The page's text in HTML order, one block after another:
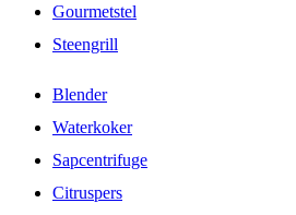
Gourmetstel
Steengrill
Blender
Waterkoker
Sapcentrifuge
Citruspers